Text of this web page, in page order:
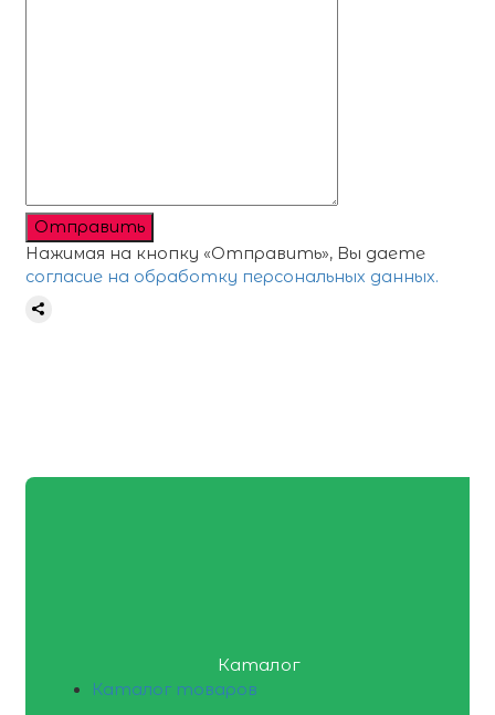
Отправить
Нажимая на кнопку «Отправить», Вы даете
согласие на обработку персональных данных.
Каталог
Каталог товаров